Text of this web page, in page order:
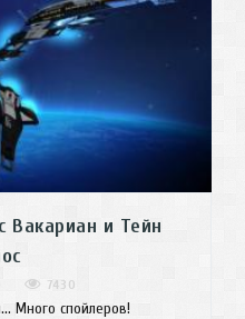
Вакариан и Тейн
7430
Много спойлеров!